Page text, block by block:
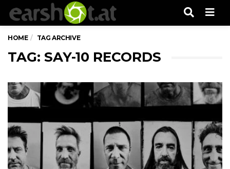
HOME TAG ARCHIVE
TAG: SAY-10 RECORDS